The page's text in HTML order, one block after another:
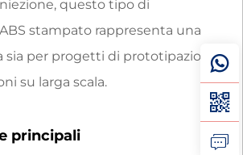
questo tipo di
stampato rappresenta una
sia per progetti di prototipazione
su larga scala.
principali